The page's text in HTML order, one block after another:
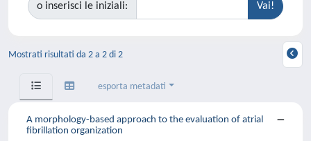
o inserisci le iniziali:
Mostrati risultati da 2 a 2 di 2
esporta metadati
A morphology-based approach to the evaluation of atrial
fibrillation organization